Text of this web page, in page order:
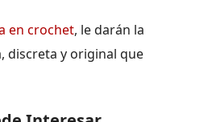
en crochet, le darán la
discreta y original que